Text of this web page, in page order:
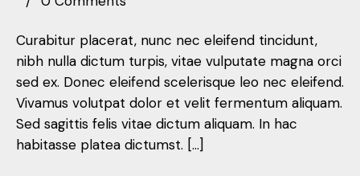
Curabitur placerat, nunc nec eleifend tincidunt,
nibh nulla dictum turpis, vitae vulputate magna orci
sed ex. Donec eleifend scelerisque leo nec eleifend.
Vivamus volutpat dolor et velit fermentum aliquam.
Sed sagittis felis vitae dictum aliquam. In hac
habitasse platea dictumst. […]